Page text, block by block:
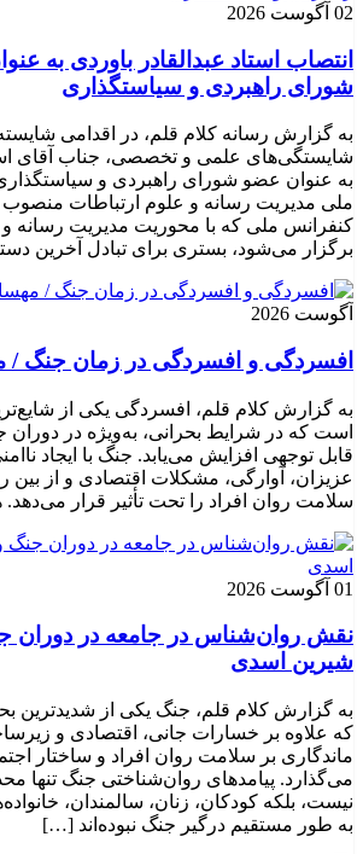
02 آگوست 2026
انتصاب استاد عبدالقادر باوردی به
شورای راهبردی و سیاستگذاری
به گزارش رسانه کلام قلم، در اقدامی
شایستگی‌های علمی و تخصصی، جناب آقای
به عنوان عضو شورای راهبردی و
ملی مدیریت رسانه و علوم ارتباطات منصوب
کنفرانس ملی که با محوریت مدیریت رسانه و
برگزار می‌شود، بستری برای تبادل آخرین
آگوست 2026
افسردگی و افسردگی در زمان جنگ /
به گزارش کلام قلم، افسردگی یکی از
است که در شرایط بحرانی، به‌ویژه در دوران
قابل توجهی افزایش می‌یابد. جنگ با ایجاد
عزیزان، آوارگی، مشکلات اقتصادی و از بین
سلامت روان افراد را تحت تأثیر قرار
01 آگوست 2026
نقش روان‌شناس در جامعه در دوران
شیرین اسدی
به گزارش کلام قلم، جنگ یکی از شدیدترین
که علاوه بر خسارات جانی، اقتصادی و
ماندگاری بر سلامت روان افراد و ساختار
می‌گذارد. پیامدهای روان‌شناختی جنگ تنها
نیست، بلکه کودکان، زنان، سالمندان،
به طور مستقیم درگیر جنگ نبوده‌اند […]